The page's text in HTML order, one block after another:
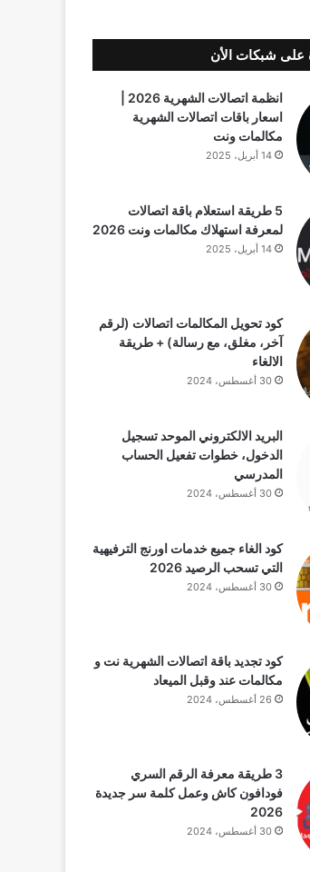
على شبكات الأن
اسعار باقات اتصالات الشهرية
مكالمات ونت
14 أبريل، 2025
5 طريقة استعلام باقة اتصالات
لمعرفة استهلاك مكالمات ونت 2026
14 أبريل، 2025
كود تحويل المكالمات اتصالات (لرقم
آخر، مغلق، مع رسالة) + طريقة
الالغاء
30 أغسطس، 2024
البريد الالكتروني الموحد تسجيل
الدخول، خطوات تفعيل الحساب
المدرسي
30 أغسطس، 2024
كود الغاء جميع خدمات اورنج الترفيهية
التي تسحب الرصيد 2026
30 أغسطس، 2024
كود تجديد باقة اتصالات الشهرية نت و
مكالمات عند وقبل الميعاد
26 أغسطس، 2024
3 طريقة معرفة الرقم السري
فودافون كاش وعمل كلمة سر جديدة
2026
30 أغسطس، 2024